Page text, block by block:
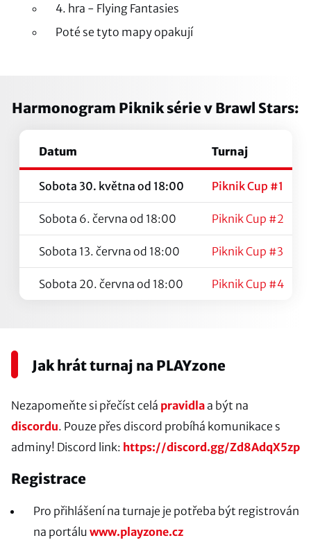
4. hra - Flying Fantasies
Poté se tyto mapy opakují
Harmonogram Piknik série v Brawl Stars:
Datum Turnaj
Sobota 30. května od 18:00 Piknik Cup #1
Sobota 6. června od 18:00 Piknik Cup #2
Sobota 13. června od 18:00 Piknik Cup #3
Sobota 20. června od 18:00 Piknik Cup #4
Jak hrát turnaj na PLAYzone
Nezapomeňte si přečíst celá pravidlaa být na
discordu. Pouze přes discord probíhá komunikace s
adminy! Discord link: https://discord.gg/Zd8AdqX5zp
Registrace
Pro přihlášení na turnaje je potřeba být registrován
na portálu www.playzone.cz